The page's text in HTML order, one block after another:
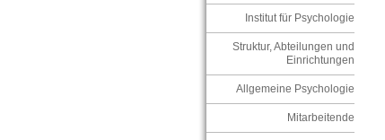
Institut für Psychologie
Struktur, Abteilungen und
Einrichtungen
Allgemeine Psychologie
Mitarbeitende